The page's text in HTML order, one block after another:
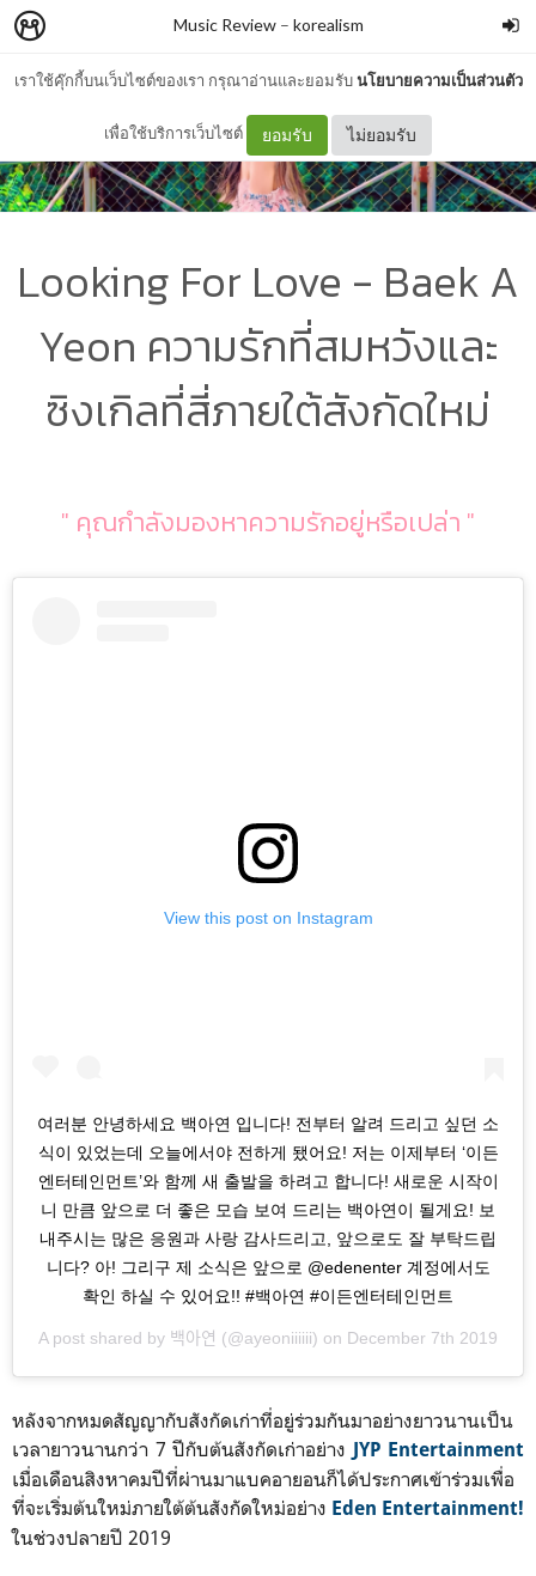
เราใช้คุ๊กกี้บนเว็บไซต์ของเรา กรุณาอ่านและยอมรับนโยบายความเป็นส่วนตัว
เพื่อใช้บริการเว็บไซต์ ยอมรับ ไม่ยอมรับ
Music Review– korealism
Looking For Love - Baek A
Yeon ความรักที่สมหวังและ
ซิงเกิลที่สี่ภายใต้สังกัดใหม่
" คุณกำลังมองหาความรักอยู่หรือเปล่า "
View this post on Instagram
여러분 안녕하세요 백아연 입니다! 전부터 알려 드리고 싶던 소
식이 있었는데 오늘에서야 전하게 됐어요! 저는 이제부터 ‘이든
엔터테인먼트’와 함께 새 출발을 하려고 합니다! 새로운 시작이
니 만큼 앞으로 더 좋은 모습 보여 드리는 백아연이 될게요! 보
내주시는 많은 응원과 사랑 감사드리고, 앞으로도 잘 부탁드립
니다? 아! 그리구 제 소식은 앞으로 @edenenter 계정에서도
확인 하실 수 있어요!! #백아연 #이든엔터테인먼트
A post shared by 백아연 (@ayeoniiiiii) on December 7th 2019
หลังจากหมดสัญญากับสังกัดเก่าที่อยู่ร่วมกันมาอย่างยาวนานเป็น
เวลายาวนานกว่า 7 ปีกับต้นสังกัดเก่าอย่าง
JYP Entertainment
เมื่อเดือนสิงหาคมปีที่ผ่านมาแบคอายอนก็ได้ประกาศเข้าร่วมเพื่อ
ที่จะเริ่มต้นใหม่ภายใต้ต้นสังกัดใหม่อย่าง Eden Entertainment!
ในช่วงปลายปี 2019